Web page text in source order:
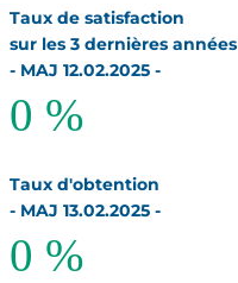
Taux de satisfaction
sur les 3 dernières années
- MAJ 12.02.2025 -
0 %
Taux d'obtention
- MAJ 13.02.2025 -
0 %